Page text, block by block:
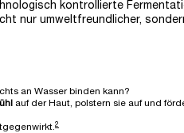
kontrollierte
nur umweltfreundlicher,
an Wasser binden kann?
auf der Haut, polstern sie auf und
2